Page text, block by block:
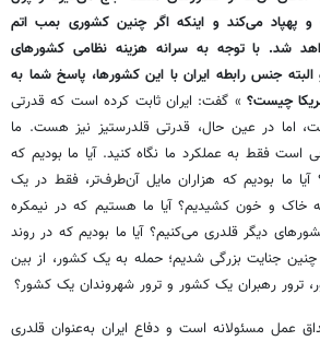
پهپاد می‌کند و اینکه اگر چنین کشوری بمب اتم
شد. با توجه به سرانه هزینه نظامی کشورهای
البته جنس رابطه ایران با این کشورها، پاسخ شما به
چیست؟ » گفت: ایران ثابت کرده است که قدرتی
اما در عین حال، قدرتی قلدرستیز نیز هست. ما
است فقط به عملکرد ما نگاه کنید. آیا ما بودیم که
آیا ما بودیم که هزاران مایل آن‌طرف‌تر، فقط در یک
را به خاک و خون کشیدیم؟ آیا ما هستیم که در نیمکره
دیگر قلدری می‌کنیم؟ آیا ما بودیم که در روند
چنین جنایت بزرگی شدیم؛ حمله به یک کشور، از بین
ترور رهبران یک کشور و ترور شهروندان یک کشور؟
عمل مسئولانه است و دفاع ایران به‌عنوان قلدری